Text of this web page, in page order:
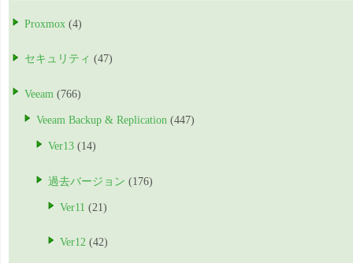
Proxmox (4)
セキュリティ (47)
Veeam (766)
Veeam Backup & Replication (447)
Ver13 (14)
過去バージョン (176)
Ver11 (21)
Ver12 (42)